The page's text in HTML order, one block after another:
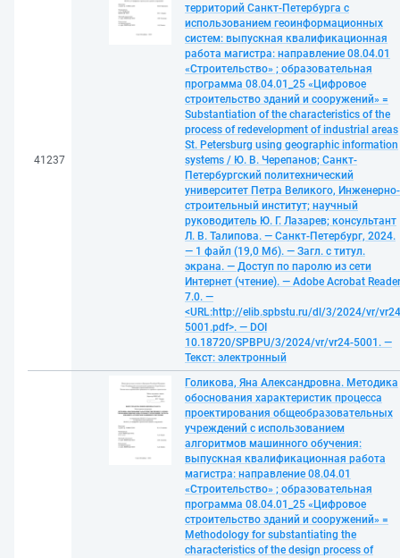
41237
территорий Санкт-Петербурга с
использованием геоинформационных
систем: выпускная квалификационная
работа магистра: направление 08.04.01
«Строительство» ; образовательная
программа 08.04.01_25 «Цифровое
строительство зданий и сооружений» =
Substantiation of the characteristics of the
process of redevelopment of industrial areas
St. Petersburg using geographic information
systems / Ю. В. Черепанов; Санкт-
Петербургский политехнический
университет Петра Великого, Инженерно-
строительный институт; научный
руководитель Ю. Г. Лазарев; консультант
Л. В. Талипова. — Санкт-Петербург, 2024.
— 1 файл (19,0 Мб). — Загл. с титул.
экрана. — Доступ по паролю из сети
Интернет (чтение). — Adobe Acrobat Reader
7.0. —
<URL:http://elib.spbstu.ru/dl/3/2024/vr/
5001.pdf>. — DOI
10.18720/SPBPU/3/2024/vr/vr24-5001. —
Текст: электронный
Голикова, Яна Александровна. Методика
обоснования характеристик процесса
проектирования общеобразовательных
учреждений с использованием
алгоритмов машинного обучения:
выпускная квалификационная работа
магистра: направление 08.04.01
«Строительство» ; образовательная
программа 08.04.01_25 «Цифровое
строительство зданий и сооружений» =
Methodology for substantiating the
characteristics of the design process of